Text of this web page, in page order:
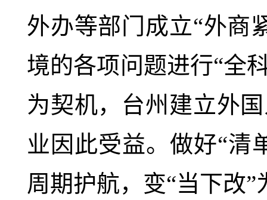
外办等部门成立“外商
境的各项问题进行“全
为契机，台州建立外
业因此受益。做好“清
周期护航，变“当下改